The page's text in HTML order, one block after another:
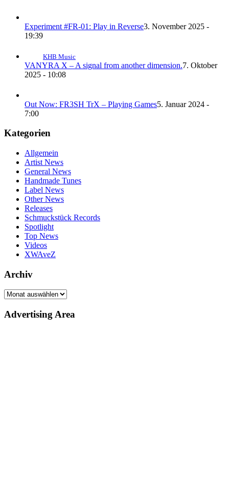
Experiment #FR-01: Play in Reverse3. November 2025 -
19:39
KHB Music
VANYRA X – A signal from another dimension.7. Oktober
2025 - 10:08
Out Now: FR3SH TrX – Playing Games5. Januar 2024 -
7:00
Kategorien
Allgemein
Artist News
General News
Handmade Tunes
Label News
Other News
Releases
Schmuckstück Records
Spotlight
Top News
Videos
XWAveZ
Archiv
Archiv
Advertising Area